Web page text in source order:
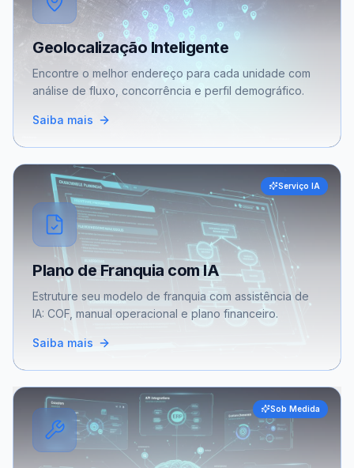
Geolocalização Inteligente
Encontre o melhor endereço para cada unidade com
análise de fluxo, concorrência e perfil demográfico.
Saiba mais
Serviço IA
Plano de Franquia com IA
Estruture seu modelo de franquia com assistência de
IA: COF, manual operacional e plano financeiro.
Saiba mais
Sob Medida